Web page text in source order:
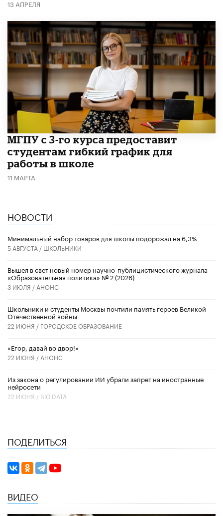
13 АПРЕЛЯ
МГПУ с 3-го курса предоставит
студентам гибкий график для
работы в школе
11 МАРТА
НОВОСТИ
Минимальный набор товаров для школы подорожал на 6,3%
5 АВГУСТА / ШКОЛЬНИКИ
Вышел в свет новый номер научно-публицистического журнала
«Образовательная политика» № 2 (2026)
3 ИЮЛЯ / АНОНС
Школьники и студенты Москвы почтили память героев Великой
Отечественной войны
22 ИЮНЯ / ГОРОДСКОЕ ОБРАЗОВАНИЕ
«Егор, давай во двор!»
22 ИЮНЯ / АНОНС
Из закона о регулировании ИИ убрали запрет на иностранные
нейросети
22 ИЮНЯ / BIG DATA
ПОДЕЛИТЬСЯ
ВИДЕО